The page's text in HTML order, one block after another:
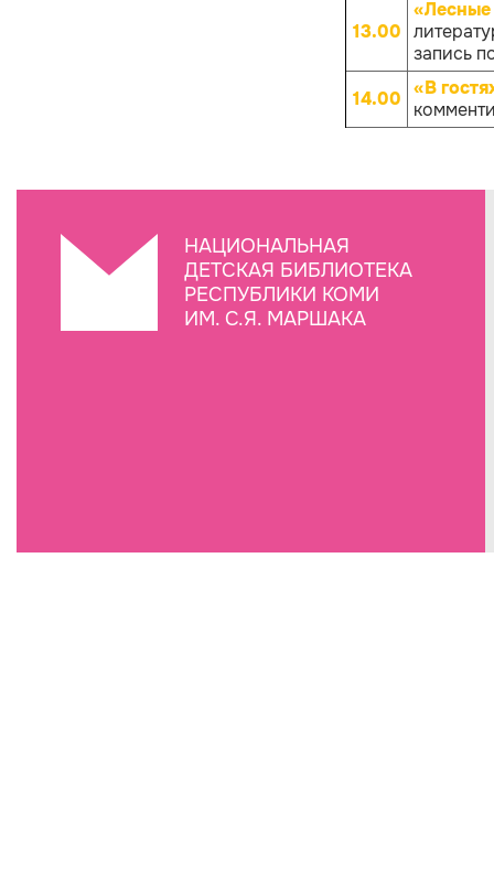
13.00
запись
14.00 «В
НАЦИОНАЛЬНАЯ
ДЕТСКАЯ БИБЛИОТЕКА
РЕСПУБЛИКИ КОМИ
ИМ. С.Я. МАРШАКА